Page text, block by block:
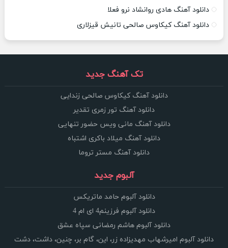
دانلود آهنگ هادی روانشاد نرو فعلا
دانلود آهنگ کیکاوس صالحی تانیش قیزلاری
تک آهنگ جدید
دانلود آهنگ کیکاوس صالحی زندایی
دانلود آهنگ تور زمری تقدیر
دانلود آهنگ مانی ویس حضور تنهایی
دانلود آهنگ میلاد باکری اشتباه
دانلود آهنگ مستر تروما
آلبوم جدید
دانلود آلبوم حامد ماتریکس
دانلود آلبوم فرزینم4 ای ام 4
دانلود آلبوم هاشم رمضانی سپاه عشق
دانلود آلبوم امیرشهاب مهدیزاده زر، این، گام بر، چنین، داشت، دشت